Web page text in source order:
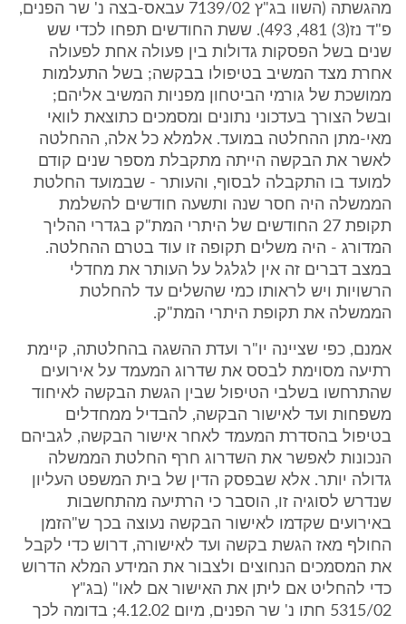
מהגשתה (השוו בג"ץ 7139/02 עבאס-בצה נ' שר הפנים,
פ"ד נז(3) 481, 493). ששת החודשים תפחו לכדי שש
שנים בשל הפסקות גדולות בין פעולה אחת לפעולה
אחרת מצד המשיב בטיפולו בבקשה; בשל התעלמות
ממושכת של גורמי הביטחון מפניות המשיב אליהם;
ובשל הצורך בעדכוני נתונים ומסמכים כתוצאת לוואי
מאי-מתן ההחלטה במועד. אלמלא כל אלה, ההחלטה
לאשר את הבקשה הייתה מתקבלת מספר שנים קודם
למועד בו התקבלה לבסוף, והעותר - שבמועד החלטת
הממשלה היה חסר שנה ותשעה חודשים להשלמת
תקופת 27 החודשים של היתרי המת"ק בגדרי ההליך
המדורג - היה משלים תקופה זו עוד בטרם ההחלטה.
במצב דברים זה אין לגלגל על העותר את מחדלי
הרשויות ויש לראותו כמי שהשלים עד להחלטת
הממשלה את תקופת היתרי המת"ק.
אמנם, כפי שציינה יו"ר ועדת ההשגה בהחלטתה, קיימת
רתיעה מסוימת לבסס את שדרוג המעמד על אירועים
שהתרחשו בשלבי הטיפול שבין הגשת הבקשה לאיחוד
משפחות ועד לאישור הבקשה, להבדיל ממחדלים
בטיפול בהסדרת המעמד לאחר אישור הבקשה, לגביהם
הנכונות לאפשר את השדרוג חרף החלטת הממשלה
גדולה יותר. אלא שבפסק הדין של בית המשפט העליון
שנדרש לסוגיה זו, הוסבר כי הרתיעה מהתחשבות
באירועים שקדמו לאישור הבקשה נעוצה בכך ש"הזמן
החולף מאז הגשת בקשה ועד לאישורה, דרוש כדי לקבל
את המסמכים הנחוצים ולצבור את המידע המלא הדרוש
כדי להחליט אם ליתן את האישור אם לאו" (בג"ץ
5315/02 חתו נ' שר הפנים, מיום 4.12.02; בדומה לכך